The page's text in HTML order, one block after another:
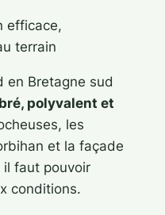
efficace,
terrain
en Bretagne sud
polyvalent et
les
et la façade
il faut pouvoir
conditions.